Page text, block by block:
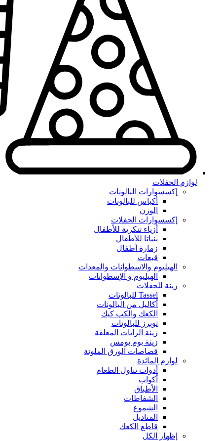
لوازم الحفلات
إكسسوارات البالونات
أكياس للبالونات
الوزن
إكسسوارات الحفلات
أزياء تنكرية للأطفال
بنياتا للأطفال
زمارة أطفال
قبعات
الهيليوم والاسطوانات والمعدات
الهيليوم و الإسطوانات
زينة للحفلات
Tassel للبالونات
أكاليل من البالونات
الكعك والكب كيك
توبرز للبالونات
زينة الرايات المعلقة
زينة بوم بومس
قصاصات الورق الملونة
لوازم المائدة
أدوات تناول الطعام
أكواب
الأطباق
الشفاطات
الشموع
المناديل
قاطع الكعك
إظهار الكل